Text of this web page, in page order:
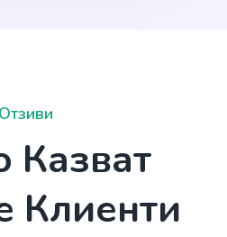
Отзиви
Казват
Клиенти